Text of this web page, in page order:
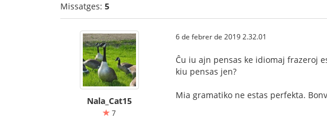
Missatges: 5
Nala_Cat15
7
6 de febrer de 2019 2.32.01
Ĉu iu ajn pensas ke idiomaj frazeroj
kiu pensas jen?
Mia gramatiko ne estas perfekta.